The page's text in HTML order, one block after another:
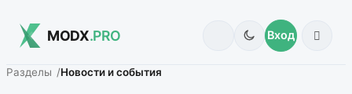
MODX.PRO Вход
Разделы Новости и события